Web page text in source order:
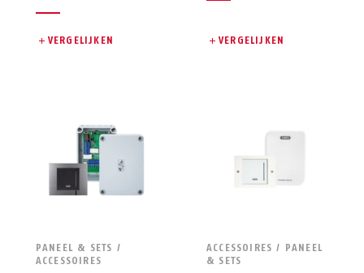
VERGELIJKEN VERGELIJKEN
PANEEL & SETS /
ACCESSOIRES
ACCESSOIRES / PANEEL
& SETS